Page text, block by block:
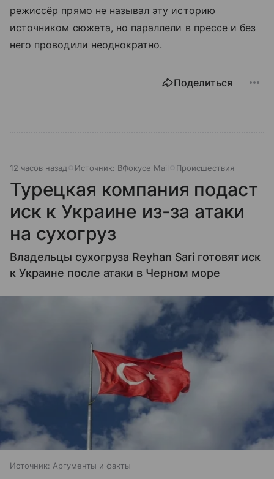
режиссёр прямо не называл эту историю
источником сюжета, но параллели в прессе и без
него проводили неоднократно.
Поделиться
12 часов назад Источник: ВФокусе Mail Происшествия
Турецкая компания подаст
иск к Украине из-за атаки
на сухогруз
Владельцы сухогруза Reyhan Sari готовят иск
к Украине после атаки в Черном море
Источник: Аргументы и факты